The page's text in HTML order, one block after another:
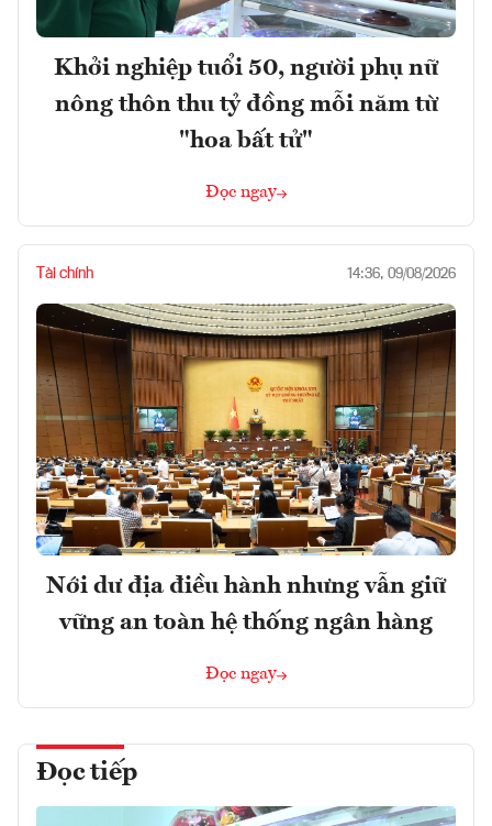
Khởi nghiệp tuổi 50, người phụ nữ
nông thôn thu tỷ đồng mỗi năm từ
"hoa bất tử"
Đọc ngay
Tài chính 14:36, 09/08/2026
Nới dư địa điều hành nhưng vẫn giữ
vững an toàn hệ thống ngân hàng
Đọc ngay
Đọc tiếp